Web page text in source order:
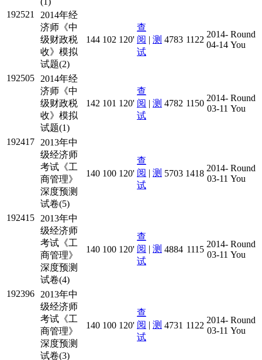
192521
2014年经
济师《中
级财政税
收》模拟
试题(2)
144 102 120'
查
阅 | 测
试
4783 1122
2014-
04-14
Round
You
192505
2014年经
济师《中
级财政税
收》模拟
试题(1)
142 101 120'
查
阅 | 测
试
4782 1150
2014-
03-11
Round
You
192417
2013年中
级经济师
考试《工
商管理》
深度预测
试卷(5)
140 100 120'
查
阅 | 测
试
5703 1418
2014-
03-11
Round
You
192415
2013年中
级经济师
考试《工
商管理》
深度预测
试卷(4)
140 100 120'
查
阅 | 测
试
4884 1115
2014-
03-11
Round
You
192396
2013年中
级经济师
考试《工
商管理》
深度预测
试卷(3)
140 100 120'
查
阅 | 测
试
4731 1122
2014-
03-11
Round
You